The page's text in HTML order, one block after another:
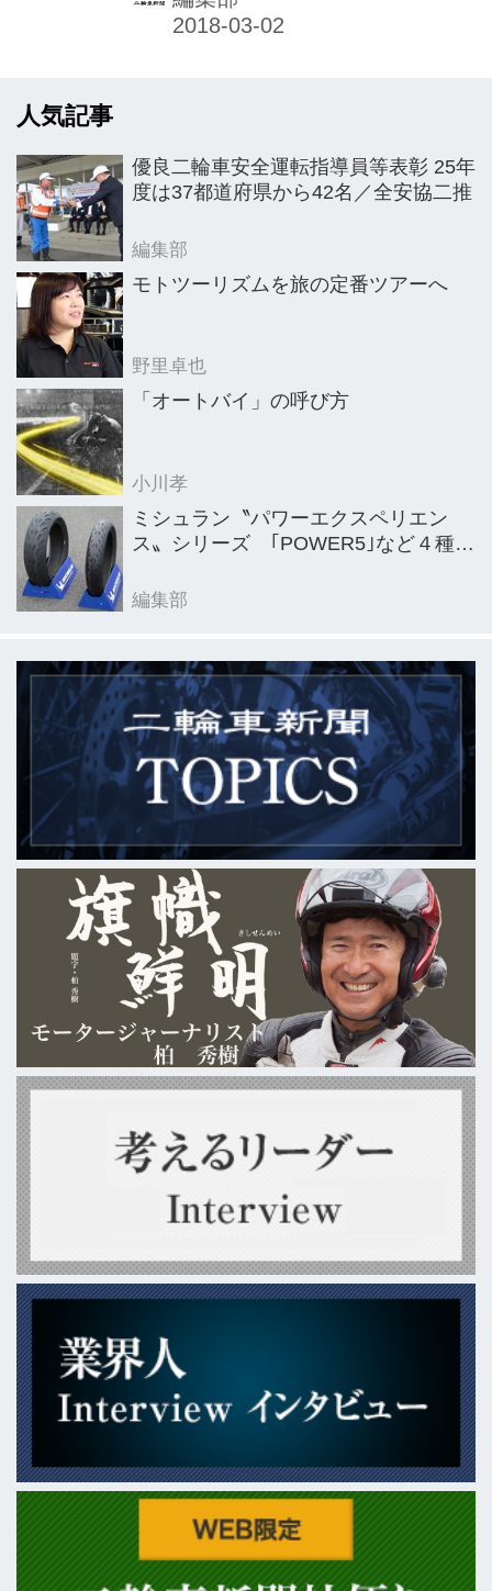
遅れにする圧勝で完全勝利。2...
ス、モトクロス、トライアルの各カテ
人気記事
優良二輪車安全運転指導員等表彰 25年
度は37都道府県から42名／全安協二推
編集部
モトツーリズムを旅の定番ツアーへ
野里卓也
「オートバイ」の呼び方
小川孝
ミシュラン〝パワーエクスペリエン
ス〟シリーズ ｢POWER5｣など４種を
編集部